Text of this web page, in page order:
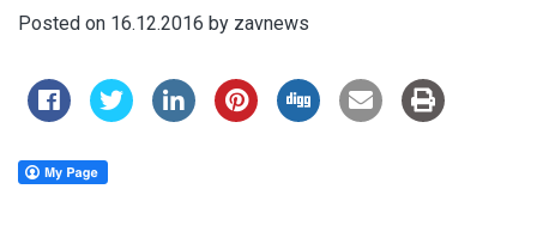
Posted on 16.12.2016 by zavnews